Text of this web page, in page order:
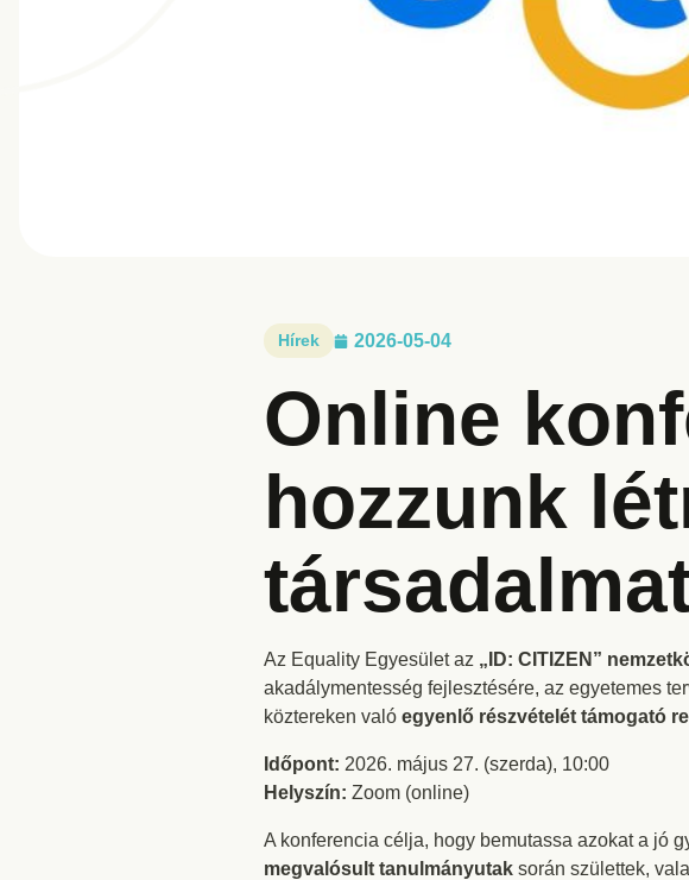
Hírek 2026-05-04
Online
hozzunk
Az Equality Egyesület az „ID: CITIZEN”
akadálymentesség fejlesztésére, az egyetemes
köztereken való egyenlő részvételét támogató
Időpont: 2026. május 27. (szerda), 10:00
Helyszín: Zoom (online)
A konferencia célja, hogy bemutassa azokat a jó
megvalósult tanulmányutak során születtek,